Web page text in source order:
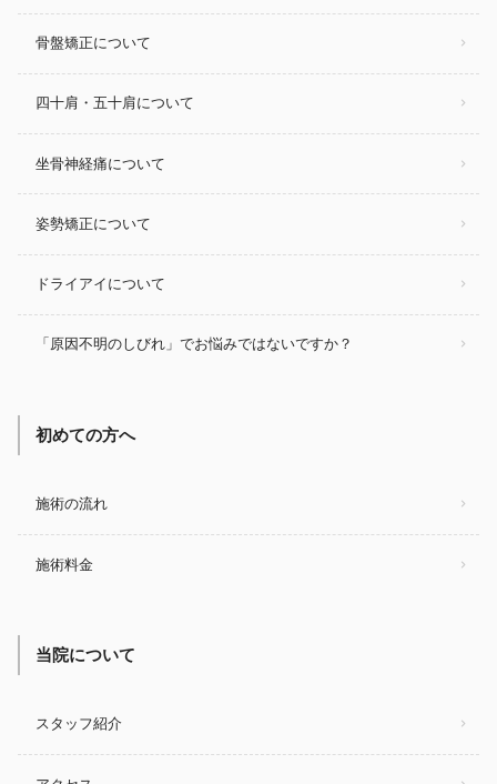
骨盤矯正について
四十肩・五十肩について
坐骨神経痛について
姿勢矯正について
ドライアイについて
「原因不明のしびれ」でお悩みではないですか？
初めての方へ
施術の流れ
施術料金
当院について
スタッフ紹介